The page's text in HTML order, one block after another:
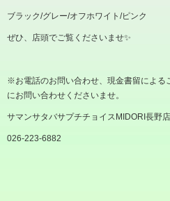
ブラック/グレー/オフホワイト /ピンク
ぜひ、店頭でご覧くださいませ✨
※お電話のお問い合わせ、現金書留によ
にお問い合わせくださいませ。
サマンサタバサプチチョイス MIDORI 長野店
026-223-6882